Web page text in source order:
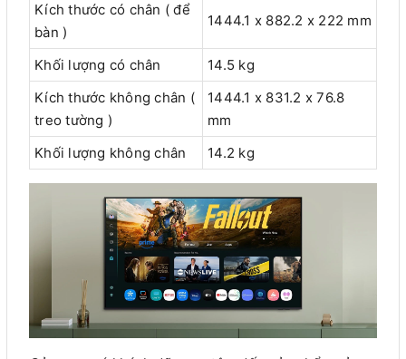
Kích thước có chân ( để
bàn )
1444.1 x 882.2 x 222 mm
Khối lượng có chân
14.5 kg
Kích thước không chân (
treo tường )
1444.1 x 831.2 x 76.8
mm
Khối lượng không chân
14.2 kg